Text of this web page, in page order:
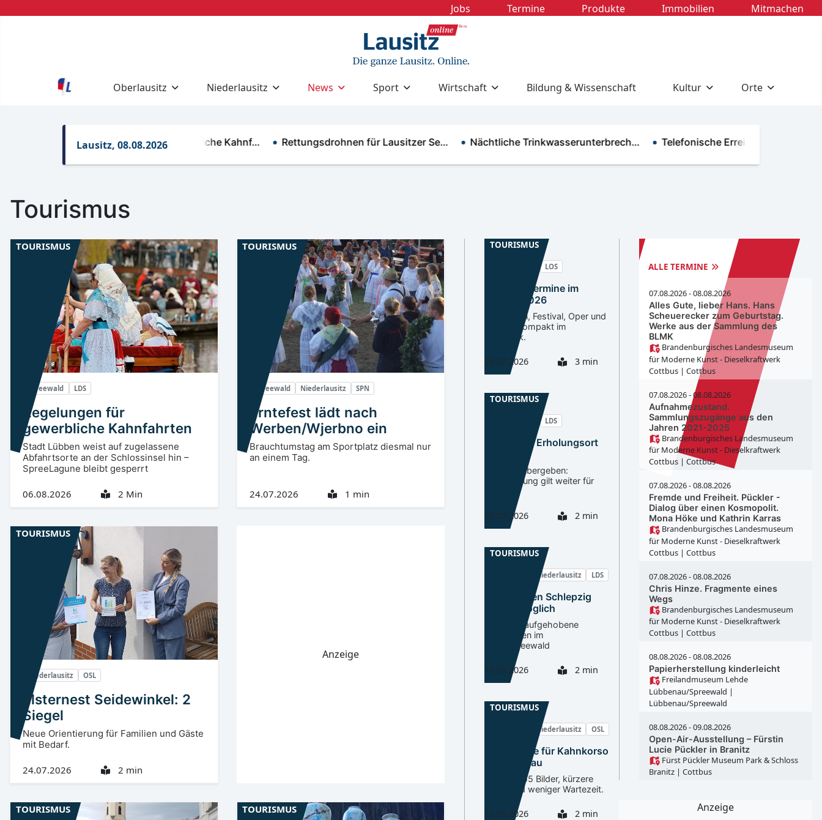
Jobs Termine Produkte Immobilien Mitmachen
Oberlausitz Niederlausitz News Sport Wirtschaft Bildung & Wissenschaft Kultur Orte
Lausitz, 08.08.2026
Regelungen für gewerbliche Kahnf… Rettungsdrohnen für Lausitzer Se… Nächtliche Trinkwasserunterbrech… Telefonische Erreichbarkeit im R…
Tourismus
Anzeige
Spreewald LDS
Regelungen für
gewerbliche Kahnfahrten
Stadt Lübben weist auf zugelassene
Abfahrtsorte an der Schlossinsel hin –
SpreeLagune bleibt gesperrt
06.08.2026 2 Min
TOURISMUS
Spreewald Niederlausitz SPN
Erntefest lädt nach
Werben/Wjerbno ein
Brauchtumstag am Sportplatz diesmal nur
an einem Tag.
24.07.2026 1 min
TOURISMUS
Niederlausitz OSL
Elsternest Seidewinkel: 2
Siegel
Neue Orientierung für Familien und Gäste
mit Bedarf.
24.07.2026 2 min
TOURISMUS
TOURISMUS TOURISMUS
TOURISMUS
LOS
Neuzelle Termine im
August 2026
Führungen, Festival, Oper und
Freibad kompakt im
Überblick.
29.07.2026 3 min
TOURISMUS
LDS
Goyatz als Erholungsort
Urkunde übergeben:
Anerkennung gilt weiter für
25.07.2026 2 min
TOURISMUS
Niederlausitz LDS
Kahnfahrten Schlepzig
wieder möglich
Teilweise aufgehobene
Sperrungen im
Unterspreewald
16.07.2026 2 min
TOURISMUS
Niederlausitz OSL
Neue Route für Kahnkorso
in Lübbenau
Mehr als 55 Bilder, kürzere
Wege und weniger Wartezeit.
22.06.2026 2 min
TERMINE TOURISMUS
ALLE TERMINE
07.08.2026 - 08.08.2026
Alles Gute, lieber Hans. Hans
Scheuerecker zum Geburtstag.
Werke aus der Sammlung des
BLMK
Brandenburgisches Landesmuseum
für Moderne Kunst - Dieselkraftwerk
Cottbus | Cottbus
07.08.2026 - 08.08.2026
Aufnahmezustand.
Sammlungszugänge aus den
Jahren 2021-2025
Brandenburgisches Landesmuseum
für Moderne Kunst - Dieselkraftwerk
Cottbus | Cottbus
07.08.2026 - 08.08.2026
Fremde und Freiheit. Pückler -
Dialog über einen Kosmopolit.
Mona Höke und Kathrin Karras
Brandenburgisches Landesmuseum
für Moderne Kunst - Dieselkraftwerk
Cottbus | Cottbus
07.08.2026 - 08.08.2026
Chris Hinze. Fragmente eines
Wegs
Brandenburgisches Landesmuseum
für Moderne Kunst - Dieselkraftwerk
Cottbus | Cottbus
08.08.2026 - 08.08.2026
Papierherstellung kinderleicht
Freilandmuseum Lehde
Lübbenau/Spreewald |
Lübbenau/Spreewald
08.08.2026 - 09.08.2026
Open-Air-Ausstellung – Fürstin
Lucie Pückler in Branitz
Fürst Pückler Museum Park & Schloss
Branitz | Cottbus
Anzeige